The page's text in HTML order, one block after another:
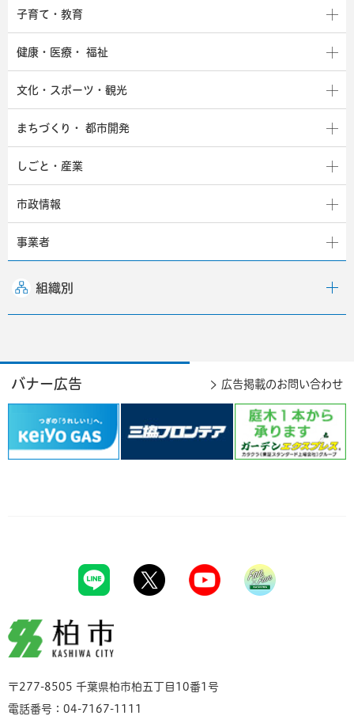
子育て・教育
健康・医療・ 福祉
文化・スポーツ・観光
まちづくり・ 都市開発
しごと・産業
市政情報
事業者
組織別
バナー広告 広告掲載のお問い合わせ
柏市
〒277-8505 千葉県柏市柏五丁目10番1号
電話番号：04-7167-1111